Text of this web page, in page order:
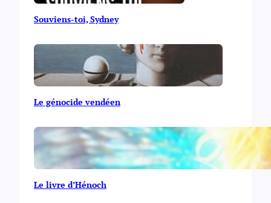
Souviens-toi, Sydney
Le génocide vendéen
Le livre d’Hénoch